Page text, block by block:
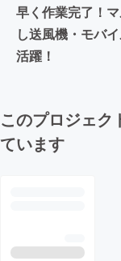
早く作業完了！
し送風機・モバ
活躍！
このプロジェク
ています